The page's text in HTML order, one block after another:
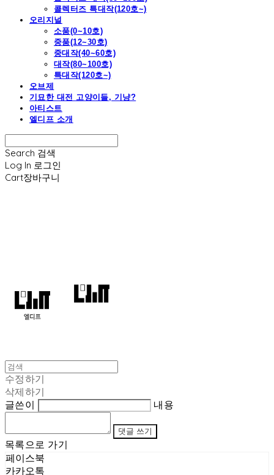
콜렉터즈 특대작(120호~)
오리지널
소품(0~10호)
중품(12~30호)
중대작(40~60호)
대작(80~100호)
특대작(120호~)
오브제
기묘한 대전 고양이들, 기냥?
아티스트
엘디프 소개
Search 검색
Log In 로그인
Cart장바구니
수정하기
삭제하기
글쓴이
내용
댓글 쓰기
목록으로 가기
페이스북
카카오톡